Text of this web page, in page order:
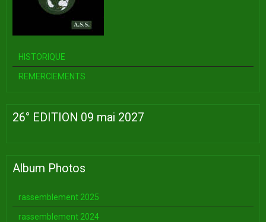
HISTORIQUE
REMERCIEMENTS
26° EDITION 09 mai 2027
Album Photos
rassemblement 2025
rassemblement 2024